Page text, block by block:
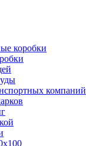
коробки
компаний